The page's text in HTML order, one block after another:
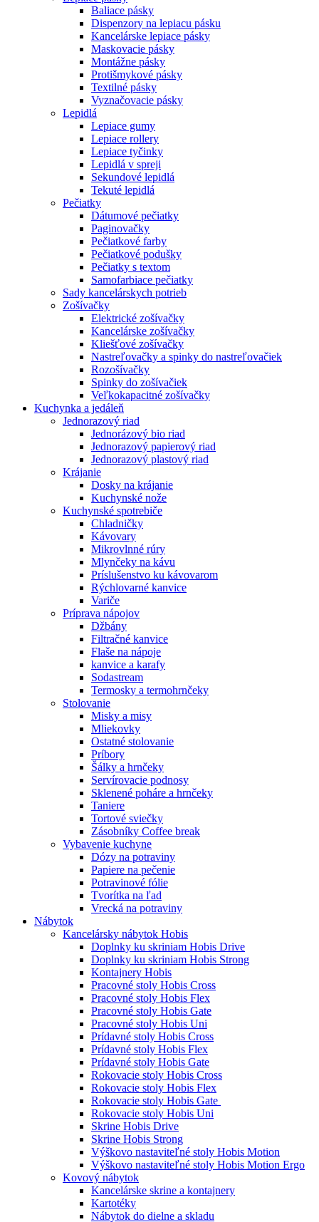
Baliace pásky
Dispenzory na lepiacu pásku
Kancelárske lepiace pásky
Maskovacie pásky
Montážne pásky
Protišmykové pásky
Textilné pásky
Vyznačovacie pásky
Lepidlá
Lepiace gumy
Lepiace rollery
Lepiace tyčinky
Lepidlá v spreji
Sekundové lepidlá
Tekuté lepidlá
Pečiatky
Dátumové pečiatky
Paginovačky
Pečiatkové farby
Pečiatkové podušky
Pečiatky s textom
Samofarbiace pečiatky
Sady kancelárskych potrieb
Zošívačky
Elektrické zošívačky
Kancelárske zošívačky
Kliešťové zošívačky
Nastreľovačky a spinky do nastreľovačiek
Rozošívačky
Spinky do zošívačiek
Veľkokapacitné zošívačky
Kuchynka a jedáleň
Jednorazový riad
Jednorázový bio riad
Jednorazový papierový riad
Jednorazový plastový riad
Krájanie
Dosky na krájanie
Kuchynské nože
Kuchynské spotrebiče
Chladničky
Kávovary
Mikrovlnné rúry
Mlynčeky na kávu
Príslušenstvo ku kávovarom
Rýchlovarné kanvice
Variče
Príprava nápojov
Džbány
Filtračné kanvice
Flaše na nápoje
kanvice a karafy
Sodastream
Termosky a termohrnčeky
Stolovanie
Misky a misy
Mliekovky
Ostatné stolovanie
Príbory
Šálky a hrnčeky
Servírovacie podnosy
Sklenené poháre a hrnčeky
Taniere
Tortové sviečky
Zásobníky Coffee break
Vybavenie kuchyne
Dózy na potraviny
Papiere na pečenie
Potravinové fólie
Tvorítka na ľad
Vrecká na potraviny
Nábytok
Kancelársky nábytok Hobis
Doplnky ku skriniam Hobis Drive
Doplnky ku skriniam Hobis Strong
Kontajnery Hobis
Pracovné stoly Hobis Cross
Pracovné stoly Hobis Flex
Pracovné stoly Hobis Gate
Pracovné stoly Hobis Uni
Prídavné stoly Hobis Cross
Prídavné stoly Hobis Flex
Prídavné stoly Hobis Gate
Rokovacie stoly Hobis Cross
Rokovacie stoly Hobis Flex
Rokovacie stoly Hobis Gate
Rokovacie stoly Hobis Uni
Skrine Hobis Drive
Skrine Hobis Strong
Výškovo nastaviteľné stoly Hobis Motion
Výškovo nastaviteľné stoly Hobis Motion Ergo
Kovový nábytok
Kancelárske skrine a kontajnery
Kartotéky
Nábytok do dielne a skladu